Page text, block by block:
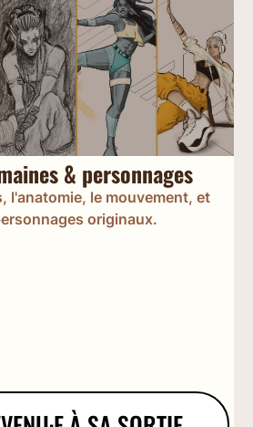
& personnages
l'anatomie, le mouvement, et
originaux.